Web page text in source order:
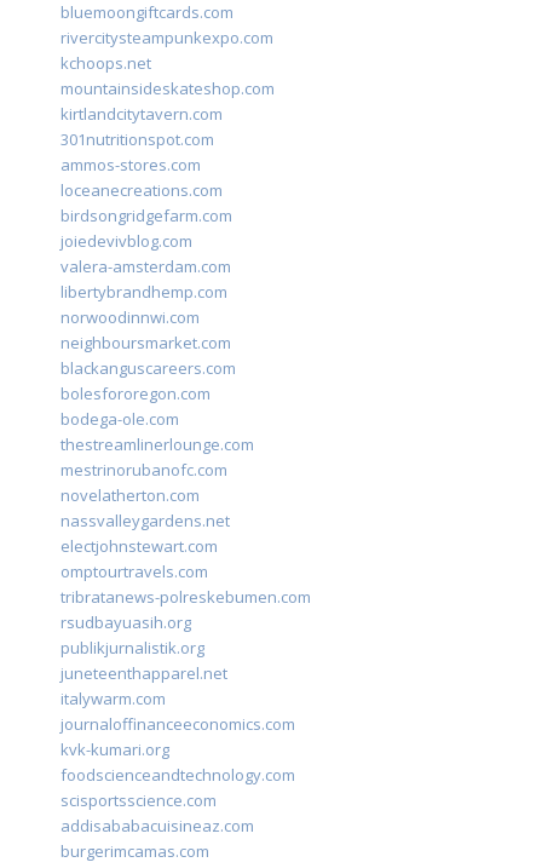
bluemoongiftcards.com
rivercitysteampunkexpo.com
kchoops.net
mountainsideskateshop.com
kirtlandcitytavern.com
301nutritionspot.com
ammos-stores.com
loceanecreations.com
birdsongridgefarm.com
joiedevivblog.com
valera-amsterdam.com
libertybrandhemp.com
norwoodinnwi.com
neighboursmarket.com
blackanguscareers.com
bolesfororegon.com
bodega-ole.com
thestreamlinerlounge.com
mestrinorubanofc.com
novelatherton.com
nassvalleygardens.net
electjohnstewart.com
omptourtravels.com
tribratanews-polreskebumen.com
rsudbayuasih.org
publikjurnalistik.org
juneteenthapparel.net
italywarm.com
journaloffinanceeconomics.com
kvk-kumari.org
foodscienceandtechnology.com
scisportsscience.com
addisababacuisineaz.com
burgerimcamas.com